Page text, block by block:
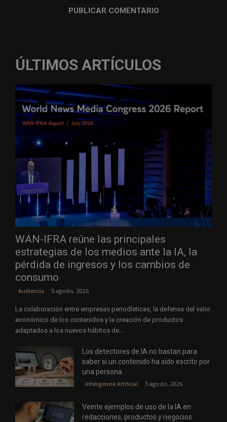
ÚLTIMOS ARTÍCULOS
WAN-IFRA reúne las principales
estrategias de los medios ante la IA, la
pérdida de ingresos y los cambios de
consumo
Audiencia 5 agosto, 2026
La colaboración entre empresas periodísticas, la defensa del valor
económico de los contenidos y la creación de productos
adaptados a los nuevos hábitos de...
Los detectores de IA no bastan para
saber si un contenido ha sido escrito por
una persona
Inteligencia Artificial 3 agosto, 2026
Veinte ejemplos de uso de la IA en
redacciones, productos y negocios